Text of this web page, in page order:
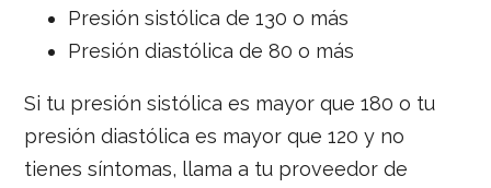
Presión sistólica de 130 o más
Presión diastólica de 80 o más
Si tu presión sistólica es mayor que 180 o tu
presión diastólica es mayor que 120 y no
tienes síntomas, llama a tu proveedor de